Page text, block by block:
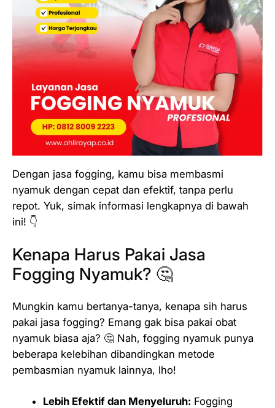
Dengan jasa fogging, kamu bisa membasmi
nyamuk dengan cepat dan efektif, tanpa perlu
repot. Yuk, simak informasi lengkapnya di bawah
ini! 👇
Kenapa Harus Pakai Jasa
Fogging Nyamuk? 🤔
Mungkin kamu bertanya-tanya, kenapa sih harus
pakai jasa fogging? Emang gak bisa pakai obat
nyamuk biasa aja? 🤔 Nah, fogging nyamuk punya
beberapa kelebihan dibandingkan metode
pembasmian nyamuk lainnya, lho!
Lebih Efektif dan Menyeluruh: Fogging